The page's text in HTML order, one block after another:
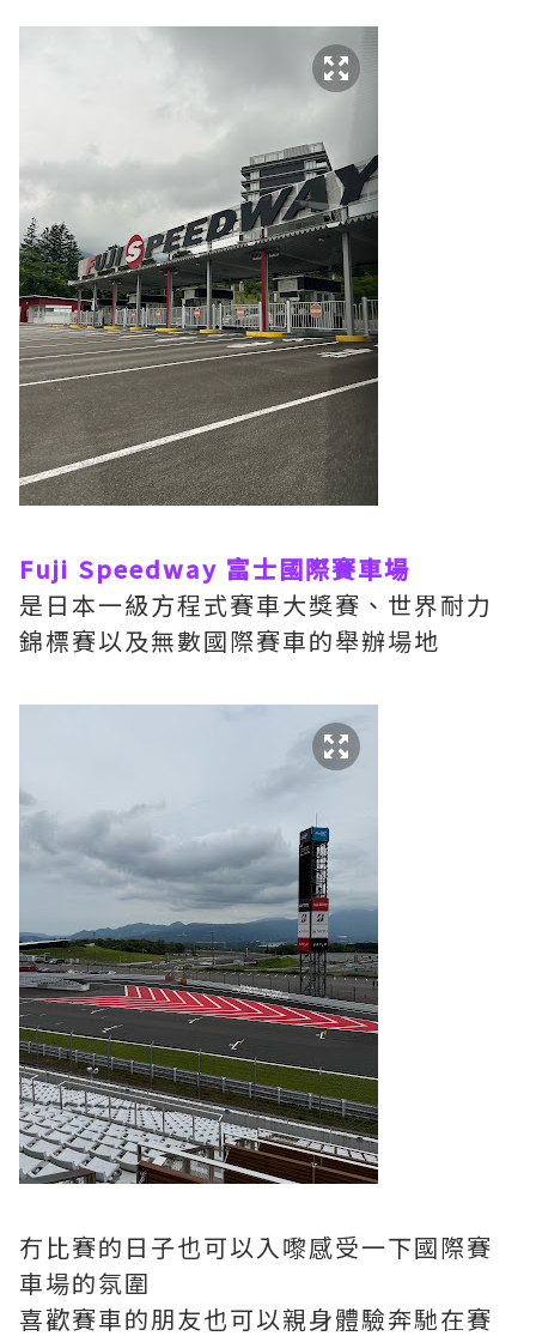
Fuji Speedway 富士國際賽車場
是日本一級方程式賽車大獎賽、世界耐力
錦標賽以及無數國際賽車的舉辦場地
冇比賽的日子也可以入嚟感受一下國際賽
車場的氛圍
喜歡賽車的朋友也可以親身體驗奔馳在賽